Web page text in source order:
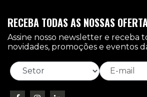
RECEBA TODAS AS NOSSAS
Assine nosso newsletter e receba
novidades, promoções e eventos